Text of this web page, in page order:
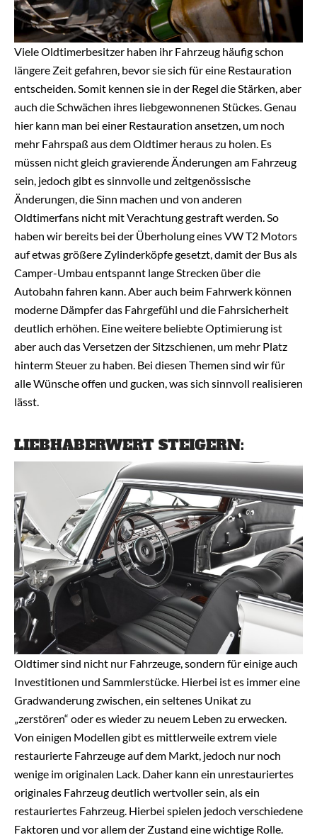
Viele Oldtimerbesitzer haben ihr Fahrzeug häufig schon
längere Zeit gefahren, bevor sie sich für eine Restauration
entscheiden. Somit kennen sie in der Regel die Stärken, aber
auch die Schwächen ihres liebgewonnenen Stückes. Genau
hier kann man bei einer Restauration ansetzen, um noch
mehr Fahrspaß aus dem Oldtimer heraus zu holen. Es
müssen nicht gleich gravierende Änderungen am Fahrzeug
sein, jedoch gibt es sinnvolle und zeitgenössische
Änderungen, die Sinn machen und von anderen
Oldtimerfans nicht mit Verachtung gestraft werden. So
haben wir bereits bei der Überholung eines VW T2 Motors
auf etwas größere Zylinderköpfe gesetzt, damit der Bus als
Camper-Umbau entspannt lange Strecken über die
Autobahn fahren kann. Aber auch beim Fahrwerk können
moderne Dämpfer das Fahrgefühl und die Fahrsicherheit
deutlich erhöhen. Eine weitere beliebte Optimierung ist
aber auch das Versetzen der Sitzschienen, um mehr Platz
hinterm Steuer zu haben. Bei diesen Themen sind wir für
alle Wünsche offen und gucken, was sich sinnvoll realisieren
lässt.
LIEBHABERWERT STEIGERN:
Oldtimer sind nicht nur Fahrzeuge, sondern für einige auch
Investitionen und Sammlerstücke. Hierbei ist es immer eine
Gradwanderung zwischen, ein seltenes Unikat zu
„zerstören“ oder es wieder zu neuem Leben zu erwecken.
Von einigen Modellen gibt es mittlerweile extrem viele
restaurierte Fahrzeuge auf dem Markt, jedoch nur noch
wenige im originalen Lack. Daher kann ein unrestauriertes
originales Fahrzeug deutlich wertvoller sein, als ein
restauriertes Fahrzeug. Hierbei spielen jedoch verschiedene
Faktoren und vor allem der Zustand eine wichtige Rolle.